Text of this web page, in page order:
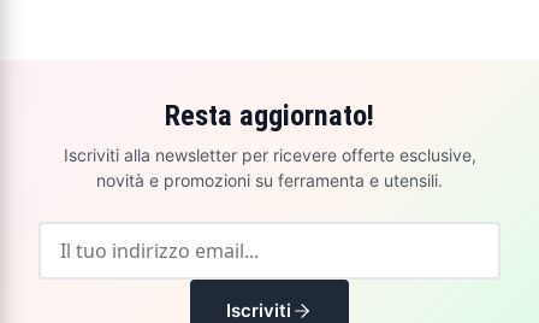
Resta aggiornato!
Iscriviti alla newsletter per ricevere offerte esclusive,
novità e promozioni su ferramenta e utensili.
Iscriviti